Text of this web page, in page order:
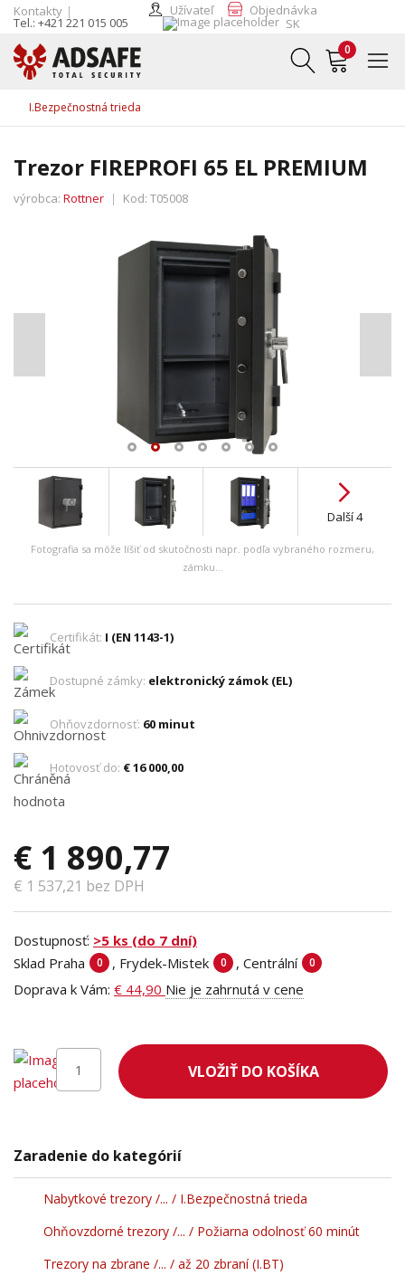
Kontakty
Tel.: +421 221 015 005
Užívateľ
Objednávka
SK
0
I.Bezpečnostná trieda
Trezor FIREPROFI 65 EL PREMIUM
výrobca: Rottner Kod: T05008
Další 4
Fotografia sa môže líšiť od skutočnosti napr. podľa vybraného rozmeru,
zámku...
Certifikát: I (EN 1143-1)
Dostupné zámky: elektronický zámok (EL)
Ohňovzdornosť: 60 minut
Hotovosť do: € 16 000,00
€ 1 890,77
€ 1 537,21 bez DPH
Dostupnosť: >5 ks (do 7 dní)
Sklad Praha
0 , Frydek-Mistek 0 , Centrální 0
Doprava k Vám: € 44,90 Nie je zahrnutá v cene
VLOŽIŤ DO KOŠÍKA
Zaradenie do kategórií
Nabytkové trezory /... / I.Bezpečnostná trieda
Ohňovzdorné trezory /... / Požiarna odolnosť 60 minút
Trezory na zbrane /... / až 20 zbraní (I.BT)